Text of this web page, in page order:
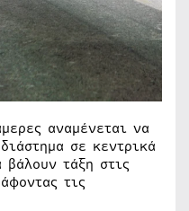
αναμένεται να
σε κεντρικά
τάξη στις
τις